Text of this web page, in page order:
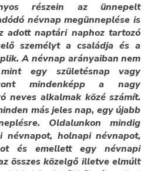
részein az ünnepelt
névnap megünneplése is
adott naptári naphoz tartozó
személyt a családja és a
A névnap arányaiban nem
egy születésnap vagy
mindenképp a nagy
neves alkalmak közé számít.
más jeles nap, egy újabb
Oldalunkon mindig
névnapot, holnapi névnapot,
és emellett egy névnapi
összes közelgő illetve elmúlt